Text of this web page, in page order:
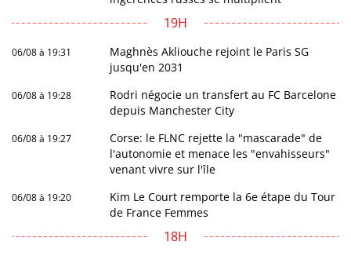
19H
06/08 à 19:31
Maghnès Akliouche rejoint le Paris SG
jusqu'en 2031
06/08 à 19:28
Rodri négocie un transfert au FC Barcelone
depuis Manchester City
06/08 à 19:27
Corse: le FLNC rejette la "mascarade" de
l'autonomie et menace les "envahisseurs"
venant vivre sur l'île
06/08 à 19:20
Kim Le Court remporte la 6e étape du Tour
de France Femmes
18H